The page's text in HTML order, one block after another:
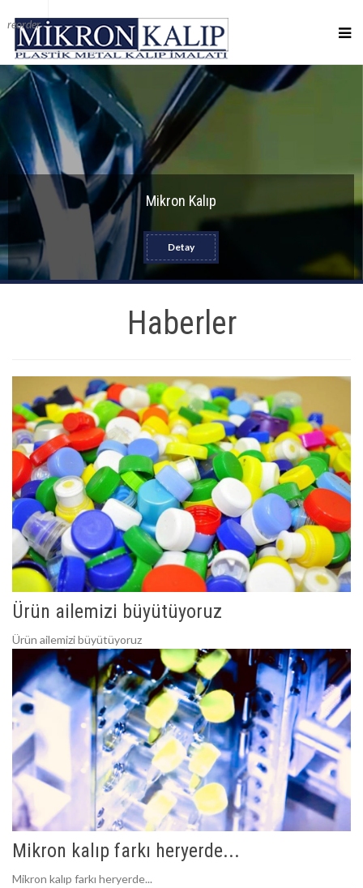
reorder
Mikron Kalıp
Detay
Haberler
Ürün ailemizi büyütüyoruz
Ürün ailemizi büyütüyoruz
Mikron kalıp farkı heryerde...
Mikron kalıp farkı heryerde...